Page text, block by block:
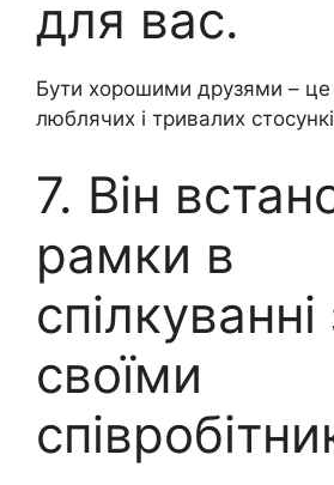
для вас.
Бути хорошими друзями – це
люблячих і тривалих
7. Він
рамки в
спілкуванні
своїми